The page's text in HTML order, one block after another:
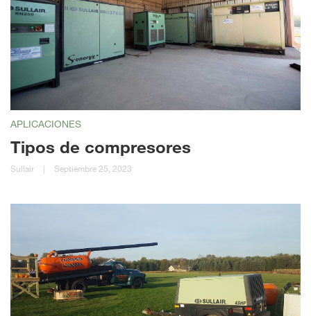
APLICACIONES
Tipos de compresores
Sullair | Septiembre 25, 2023